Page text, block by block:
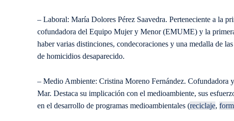
– Laboral: María Dolores Pérez Saavedra. Perteneciente a la
cofundadora del Equipo Mujer y Menor (EMUME) y la
haber varias distinciones, condecoraciones y una medalla de
de homicidios desaparecido.
– Medio Ambiente: Cristina Moreno Fernández. Cofundadora
Mar. Destaca su implicación con el medioambiente, sus
en el desarrollo de programas medioambientales (reciclaje,